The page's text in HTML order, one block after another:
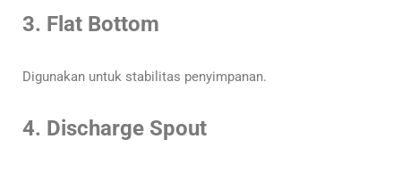
3. Flat Bottom
Digunakan untuk stabilitas penyimpanan.
4. Discharge Spout